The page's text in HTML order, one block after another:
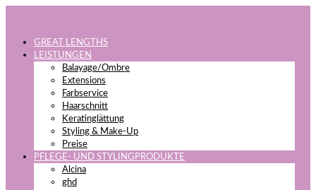
GREAT LENGTHS
LEISTUNGEN
Balayage/Ombre
Extensions
Farbservice
Haarschnitt
Keratinglättung
Styling & Make-Up
Preise
PFLEGE- UND STYLINGPRODUKTE
Alcina
ghd